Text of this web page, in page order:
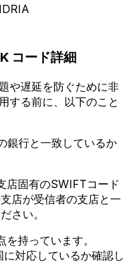
コード詳細
や遅延を防ぐために非
する前に、以下のこと
銀行と一致しているか
店固有のSWIFTコード
店が受信者の支店と一
さい。
持っています。
対応しているか確認し